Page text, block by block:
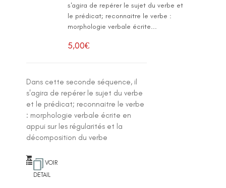
s'agira de repérer le sujet du verbe et
le prédicat; reconnaitre le verbe :
morphologie verbale écrite...
5,00€
Dans cette seconde séquence, il
s'agira de repérer le sujet du verbe
et le prédicat; reconnaitre le verbe
: morphologie verbale écrite en
appui sur les régularités et la
décomposition du verbe
VOIR
DETAIL